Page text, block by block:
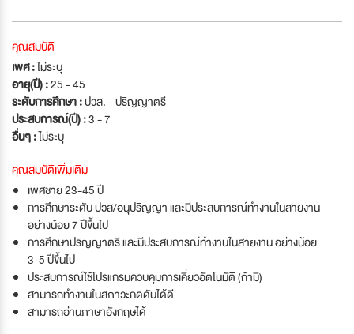
คุณสมบัติ
เพศ :ไม่ระบุ
อายุ(ปี) :25 - 45
ระดับการศึกษา :ปวส. - ปริญญาตรี
ประสบการณ์(ปี) :3 - 7
อื่นๆ :ไม่ระบุ
คุณสมบัติเพิ่มเติม
เพศชาย 23-45 ปี
การศึกษาระดับ ปวส/อนุปริญญา และมีประสบการณ์ทำงานในสายงาน
อย่างน้อย 7 ปีขึ้นไป
การศึกษาปริญญาตรี และมีประสบการณ์ทำงานในสายงาน อย่างน้อย
3-5 ปีขึ้นไป
ประสบการณ์ใช้โปรแกรมควบคุมการเคี่ยวอัตโนมัติ (ถ้ามี)
สามารถทำงานในสภาวะกดดันได้ดี
สามารถอ่านภาษาอังกฤษได้